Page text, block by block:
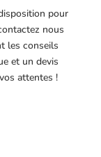
pour
nous
les conseils
et un devis
attentes !